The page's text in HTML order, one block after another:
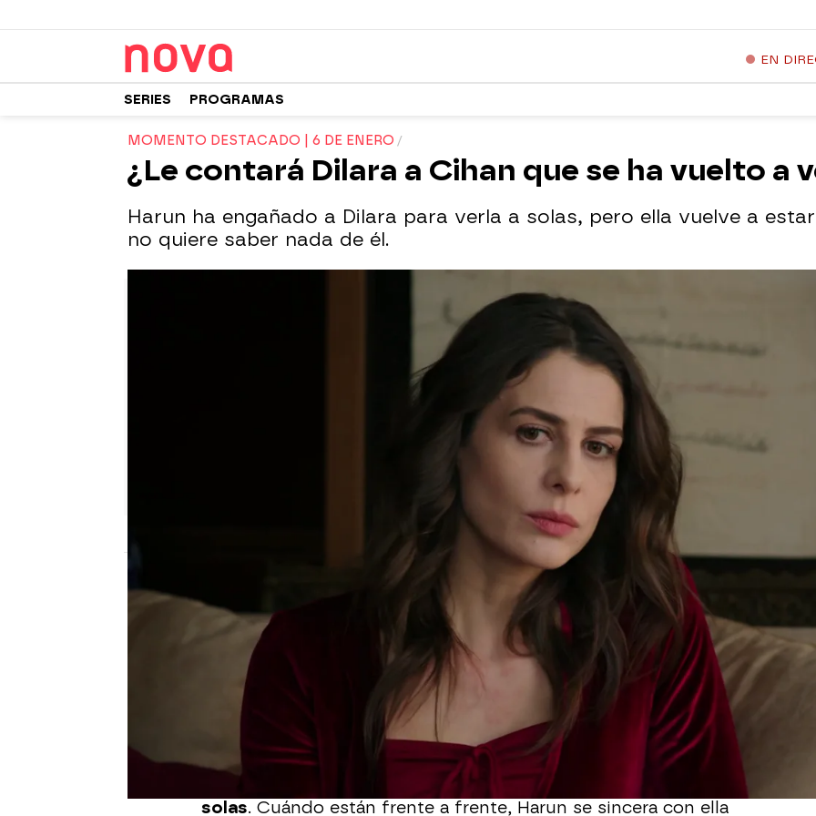
EN
SERIES PROGRAMAS
MOMENTO DESTACADO | 6 DE ENERO
¿Le contará Dilara a Cihan que se ha vuelto a
Harun ha engañado a Dilara para verla a solas, pero ella vuelve a
no quiere saber nada de él.
Madrid
06 de enero de 2022, 22:42
WhatsappFacebook
Cihan le ha propuesto a Dilara volver a casarse para así evitar
las críticas sobre su embarazo y que los problemas con Harun
afecten aún más a la reputación de la familia, ella, aunque ya
no lo ama, acepta, pues sabe que es lo mejor para todos.
Cuando parecía que Dilara ya se estaba olvidando de Harun,
le tiende una emboscada para poder hablar con ella a
solas. Cuándo están frente a frente, Harun se sincera con ella